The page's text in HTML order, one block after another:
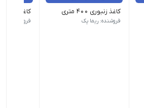
کاغذ زنبوری ۴۰۰ متری
فروشنده: ریما پک
کاغذ زنبوری ۳۰۰
فروشنده: